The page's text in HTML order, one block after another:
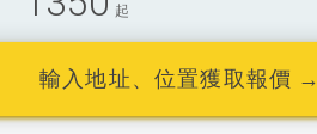
起
輸入地址、位置獲取報價 →